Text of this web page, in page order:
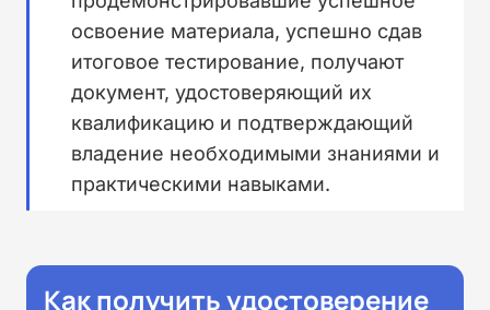
освоение материала, успешно сдав
итоговое тестирование, получают
документ, удостоверяющий их
квалификацию и подтверждающий
владение необходимыми знаниями и
практическими навыками.
Как получить удостоверение